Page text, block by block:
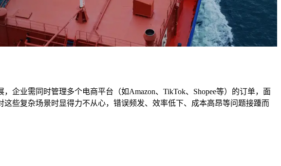
业需同时管理多个电商平台（如Amazon、TikTok、Shopee等）的订单，面
些复杂场景时显得力不从心，错误频发、效率低下、成本高昂等问题接踵而